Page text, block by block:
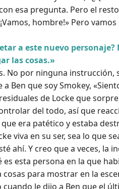
esa pregunta. Pero el
hombre!» Pero
a este nuevo
las cosas.»
No por ninguna
Ben que soy Smokey,
de Locke que
del todo, así que
era patético y estaba
viva en su ser, sea lo que
ahí. Y creo que a veces, la
es esta persona en la que
para mostrar en la
le dijo a Ben que el